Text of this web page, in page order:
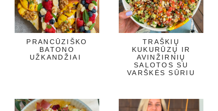
PRANCŪZIŠKO
BATONO
UŽKANDŽIAI
TRAŠKIŲ
KUKURŪZŲ IR
AVINŽIRNIŲ
SALOTOS SU
VARŠKĖS SŪRIU